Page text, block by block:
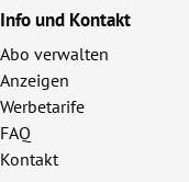
Info und Kontakt
Abo verwalten
Anzeigen
Werbetarife
FAQ
Kontakt